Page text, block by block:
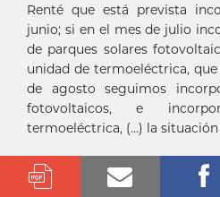
Renté que está prevista
junio; si en el mes de julio
de parques solares
unidad de termoeléctrica,
de agosto seguimos
fotovoltaicos, e
termoeléctrica, (…) la
“Nosotros no podemos
que vamos a llegar al